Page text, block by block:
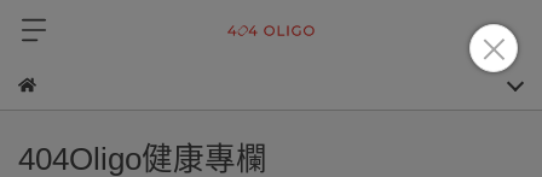
404Oligo健康專欄